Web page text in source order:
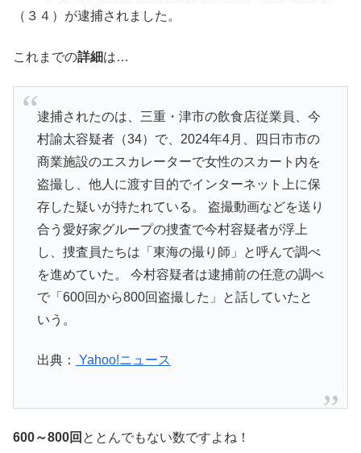
（３４）が逮捕されました。
これまでの詳細は…
逮捕されたのは、三重・津市の飲食店従業員、今
村諭太容疑者（34）で、2024年4月、四日市市の
商業施設のエスカレーターで女性のスカート内を
盗撮し、他人に渡す目的でインターネット上に保
存した疑いが持たれている。 盗撮動画などを送り
合う愛好家グループの捜査で今村容疑者が浮上
し、捜査員たちは「東海の撮り師」と呼んで調べ
を進めていた。 今村容疑者は逮捕前の任意の調べ
で「600回から800回盗撮した」と話していたと
いう。
出典： Yahoo!ニュース
600～800回 ととんでもない数ですよね！